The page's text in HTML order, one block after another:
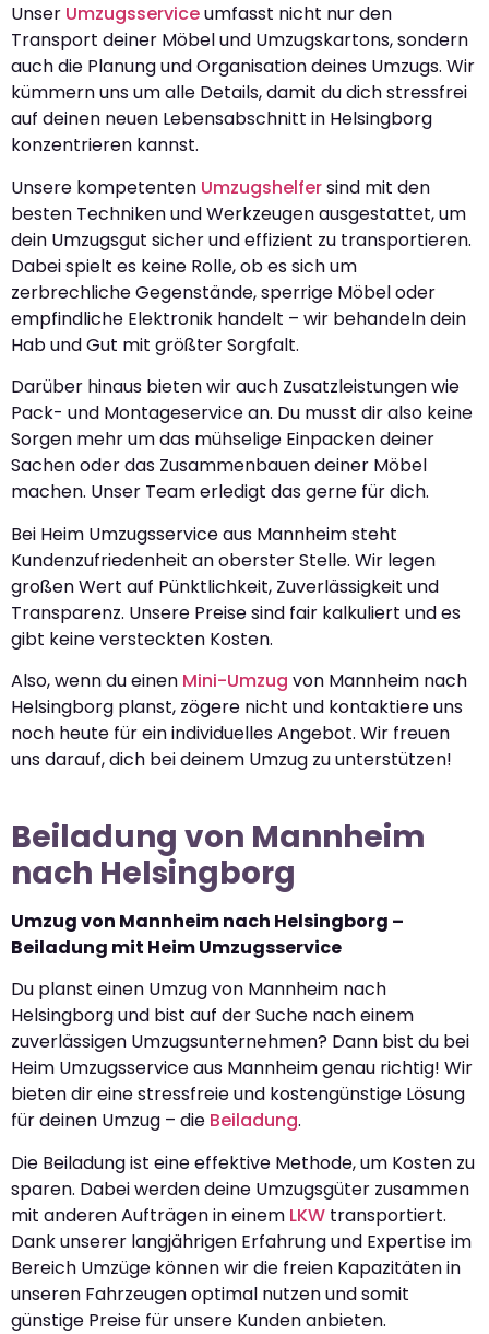
Unser Umzugsserviceumfasst nicht nur den
Transport deiner Möbel und Umzugskartons, sondern
auch die Planung und Organisation deines Umzugs. Wir
kümmern uns um alle Details, damit du dich stressfrei
auf deinen neuen Lebensabschnitt in Helsingborg
konzentrieren kannst.
Unsere kompetenten Umzugshelfersind mit den
besten Techniken und Werkzeugen ausgestattet, um
dein Umzugsgut sicher und effizient zu transportieren.
Dabei spielt es keine Rolle, ob es sich um
zerbrechliche Gegenstände, sperrige Möbel oder
empfindliche Elektronik handelt – wir behandeln dein
Hab und Gut mit größter Sorgfalt.
Darüber hinaus bieten wir auch Zusatzleistungen wie
Pack- und Montageservice an. Du musst dir also keine
Sorgen mehr um das mühselige Einpacken deiner
Sachen oder das Zusammenbauen deiner Möbel
machen. Unser Team erledigt das gerne für dich.
Bei Heim Umzugsservice aus Mannheim steht
Kundenzufriedenheit an oberster Stelle. Wir legen
großen Wert auf Pünktlichkeit, Zuverlässigkeit und
Transparenz. Unsere Preise sind fair kalkuliert und es
gibt keine versteckten Kosten.
Also, wenn du einen Mini-Umzug von Mannheim nach
Helsingborg planst, zögere nicht und kontaktiere uns
noch heute für ein individuelles Angebot. Wir freuen
uns darauf, dich bei deinem Umzug zu unterstützen!
Beiladung von Mannheim
nach Helsingborg
Umzug von Mannheim nach Helsingborg –
Beiladung mit Heim Umzugsservice
Du planst einen Umzug von Mannheim nach
Helsingborg und bist auf der Suche nach einem
zuverlässigen Umzugsunternehmen? Dann bist du bei
Heim Umzugsservice aus Mannheim genau richtig! Wir
bieten dir eine stressfreie und kostengünstige Lösung
für deinen Umzug – die Beiladung.
Die Beiladung ist eine effektive Methode, um Kosten zu
sparen. Dabei werden deine Umzugsgüter zusammen
mit anderen Aufträgen in einem LKW transportiert.
Dank unserer langjährigen Erfahrung und Expertise im
Bereich Umzüge können wir die freien Kapazitäten in
unseren Fahrzeugen optimal nutzen und somit
günstige Preise für unsere Kunden anbieten.